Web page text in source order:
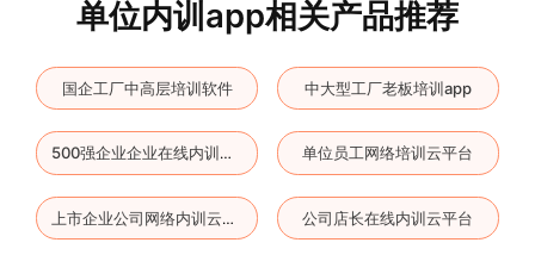
单位内训app相关产品推荐
国企工厂中高层培训软件 中大型工厂老板培训app
500强企业企业在线内训云平台 单位员工网络培训云平台
上市企业公司网络内训云平台 公司店长在线内训云平台